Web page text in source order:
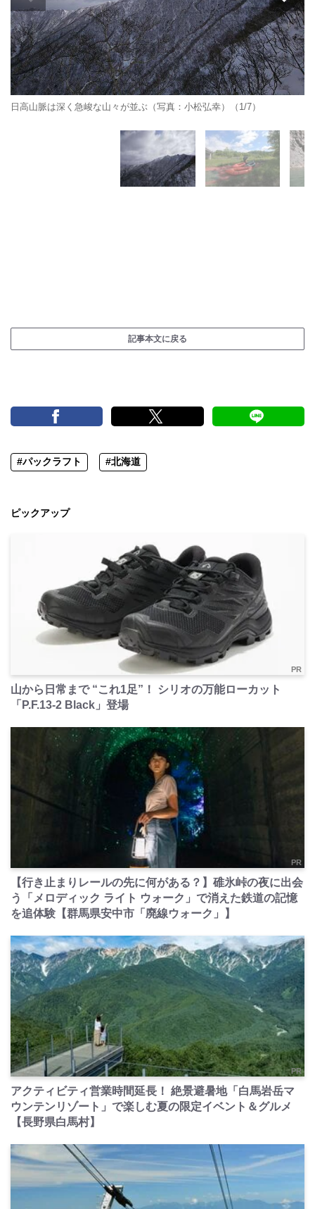
日高山脈は深く急峻な山々が並ぶ（写真：小松弘幸）（1/7）
記事本文に戻る
#パックラフト #北海道
ピックアップ
PR
山から日常まで “これ1足”！ シリオの万能ローカット
「P.F.13-2 Black」登場
PR
【行き止まりレールの先に何がある？】碓氷峠の夜に出会
う「メロディック ライト ウォーク」で消えた鉄道の記憶
を追体験【群馬県安中市「廃線ウォーク」】
PR
アクティビティ営業時間延長！ 絶景避暑地「白馬岩岳マ
ウンテンリゾート」で楽しむ夏の限定イベント＆グルメ
【長野県白馬村】